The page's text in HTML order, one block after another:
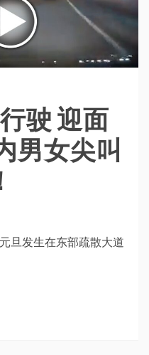
驶 迎面
男女尖叫
旦发生在东部疏散大道